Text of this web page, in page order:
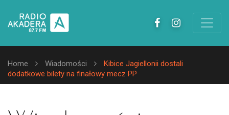
Home Wiadomości
Kibice Jagiellonii dostali
dodatkowe bilety na finałowy mecz PP